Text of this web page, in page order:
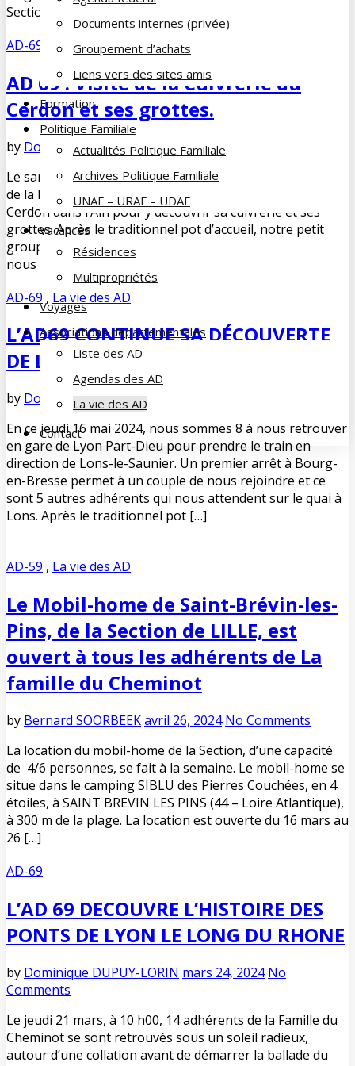
Documents internes (privée)
Groupement d’achats
Liens vers des sites amis
Formation
Politique Familiale
Actualités Politique Familiale
Archives Politique Familiale
UNAF – URAF – UDAF
Vacances
Résidences
Multipropriétés
Voyages
Associations départementales
Liste des AD
Agendas des AD
La vie des AD
Contact
Section de LILLE de 2024, qui […]
AD-69
La vie des AD,Sortie des AD
AD 69 : Visite de la Cuivrerie du
Cerdon et ses grottes.
by Dominique DUPUY-LORIN juin 14, 2024
Le samedi 8 juin 2024 la Famille du Cheminot du Rhône et
de la Métropole de Lyon nous a proposé une journée à
Cerdon dans l’Ain pour y découvrir sa cuivrerie et ses
grottes. Après le traditionnel pot d’accueil, notre petit
groupe (15 personnes) rejoint le guide de la cuivrerie qui
nous attend, lanterne à […]
AD-69 , La vie des AD
L’AD69 CONTINUE SA DÉCOUVERTE
DE LONS-LE-SAUNIER
by Dominique DUPUY-LORIN
En ce jeudi 16 mai 2024, nous sommes 8 à nous retrouver
en gare de Lyon Part-Dieu pour prendre le train en
direction de Lons-le-Saunier. Un premier arrêt à Bourg-
en-Bresse permet à un couple de nous rejoindre et ce
sont 5 autres adhérents qui nous attendent sur le quai à
Lons. Après le traditionnel pot […]
AD-59 , La vie des AD
Le Mobil-home de Saint-Brévin-les-
Pins, de la Section de LILLE, est
ouvert à tous les adhérents de La
famille du Cheminot
by Bernard SOORBEEKavril 26, 2024 No Comments
La location du mobil-home de la Section, d’une capacité
de 4/6 personnes, se fait à la semaine. Le mobil-home se
situe dans le camping SIBLU des Pierres Couchées, en 4
étoiles, à SAINT BREVIN LES PINS (44 – Loire Atlantique),
à 300 m de la plage. La location est ouverte du 16 mars au
26 […]
AD-69
L’AD 69 DECOUVRE L’HISTOIRE DES
PONTS DE LYON LE LONG DU RHONE
by Dominique DUPUY-LORIN mars 24, 2024 No
Comments
Le jeudi 21 mars, à 10 h00, 14 adhérents de la Famille du
Cheminot se sont retrouvés sous un soleil radieux,
autour d’une collation avant de démarrer la ballade du